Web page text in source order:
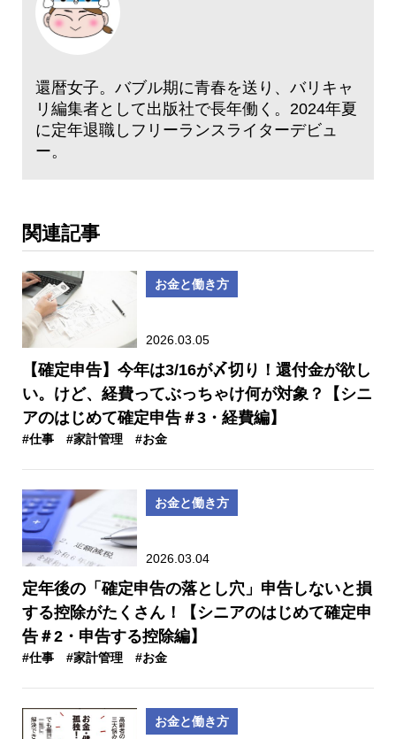
還暦女子。バブル期に青春を送り、バリキャ
リ編集者として出版社で長年働く。2024年夏
に定年退職しフリーランスライターデビュ
ー。
関連記事
お金と働き方
2026.03.05
【確定申告】今年は3/16が〆切り！還付金が欲し
い。けど、経費ってぶっちゃけ何が対象？【シニ
アのはじめて確定申告＃3・経費編】
#仕事 #家計管理 #お金
お金と働き方
2026.03.04
定年後の「確定申告の落とし穴」申告しないと損
する控除がたくさん！【シニアのはじめて確定申
告＃2・申告する控除編】
#仕事 #家計管理 #お金
お金と働き方